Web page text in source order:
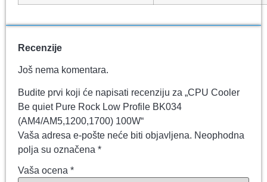
Recenzije
Još nema komentara.
Budite prvi koji će napisati recenziju za „CPU Cooler
Be quiet Pure Rock Low Profile BK034
(AM4/AM5,1200,1700) 100W“
Vaša adresa e-pošte neće biti objavljena. Neophodna
polja su označena *
Vaša ocena *